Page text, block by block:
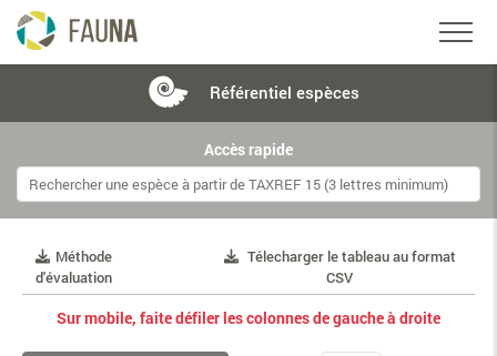
Référentiel espèces
Accès rapide
Méthode
d'évaluation
Télecharger le tableau au format
CSV
Sur mobile, faite défiler les colonnes de gauche à droite